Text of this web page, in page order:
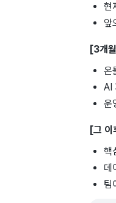
현
앞
[3개
온
AI
운
[그 이
핵
데
팀